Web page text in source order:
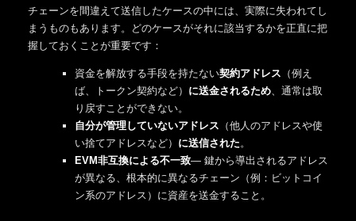
チェーンを間違えて送信したケースの中には、実際に失われてし
まうものもあります。どのケースがそれに該当するかを正直に把
握しておくことが重要です：
資金を解放する手段を持たない契約アドレス （例え
ば、トークン契約など） に送金されるため、通常は取
り戻すことができない。
自分が管理していないアドレス （他人のアドレスや使
い捨てアドレスなど） に送信された 。
EVM非互換による不一致— 鍵から導出されるアドレス
が異なる、根本的に異なるチェーン（例：ビットコイ
ン系のアドレス）に資産を送金すること。